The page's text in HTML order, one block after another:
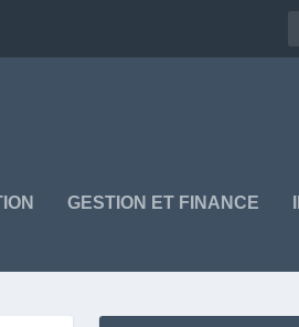
GESTION ET FINANCE